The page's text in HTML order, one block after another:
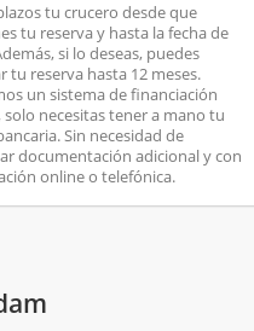
tu crucero desde que
tu reserva y hasta la fecha de
si lo deseas, puedes
tu reserva hasta 12 meses.
un sistema de financiación
solo necesitas tener a mano tu
Sin necesidad de
documentación adicional y con
online o telefónica.